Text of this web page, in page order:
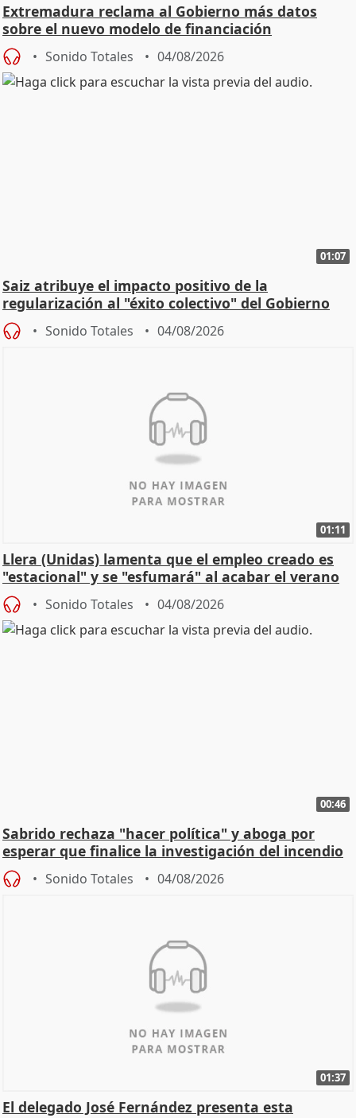
Extremadura reclama al Gobierno más datos
sobre el nuevo modelo de financiación
Sonido Totales 04/08/2026
01:07
Saiz atribuye el impacto positivo de la
regularización al "éxito colectivo" del Gobierno
Sonido Totales 04/08/2026
01:11
Llera (Unidas) lamenta que el empleo creado es
"estacional" y se "esfumará" al acabar el verano
Sonido Totales 04/08/2026
00:46
Sabrido rechaza "hacer política" y aboga por
esperar que finalice la investigación del incendio
Sonido Totales 04/08/2026
01:37
El delegado José Fernández presenta esta